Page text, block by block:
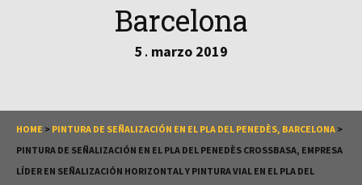
Barcelona
5 . marzo 2019
HOME > PINTURA DE SEÑALIZACIÓN EN EL PLA DEL PENEDÈS, BARCELONA >
PINTURA DE SEÑALIZACIÓN EN EL PLA DEL PENEDÈS CROSSBASA, EMPRESA
LÍDER EN SEÑALIZACIÓN HORIZONTAL Y PINTURA VIAL EN EL PLA DEL